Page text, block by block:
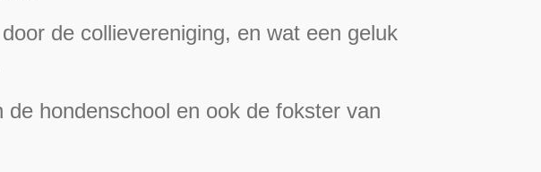
de collievereniging, en wat een geluk
hondenschool en ook de fokster van